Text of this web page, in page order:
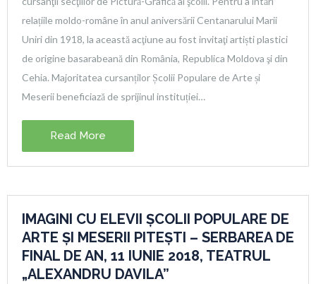
relațiile moldo-române în anul aniversării Centanarului Marii
Uniri din 1918, la această acţiune au fost invitaţi artiști plastici
de origine basarabeană din România, Republica Moldova şi din
Cehia. Majoritatea cursanților Școlii Populare de Arte și
Meserii beneficiază de sprijinul instituției…
Read More
IMAGINI CU ELEVII ȘCOLII POPULARE DE
ARTE ȘI MESERII PITEȘTI – SERBAREA DE
FINAL DE AN, 11 IUNIE 2018, TEATRUL
„ALEXANDRU DAVILA”